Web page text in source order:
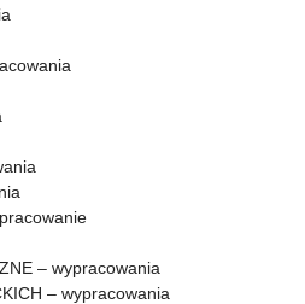
– wypracowania
– wypracowania